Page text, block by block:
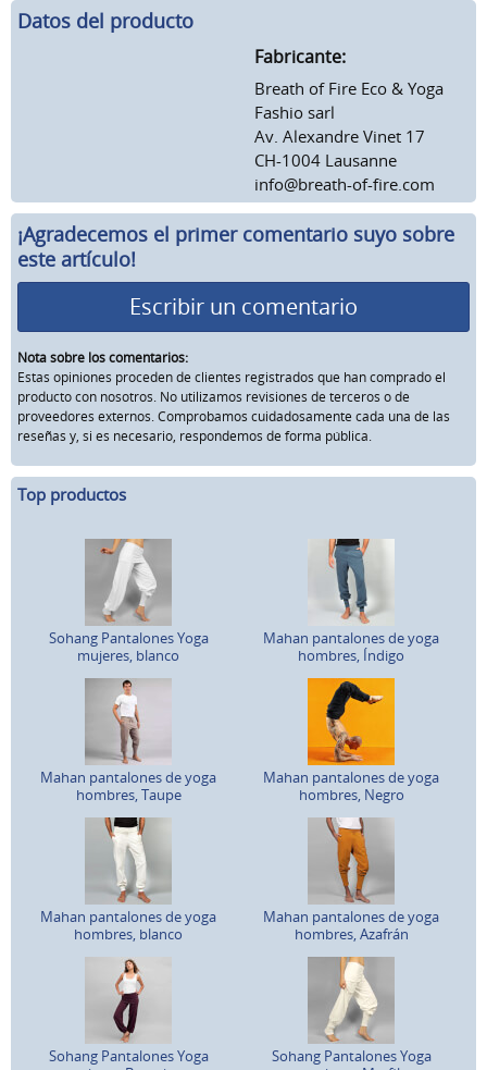
Datos del producto
Fabricante:
Breath of Fire Eco & Yoga
Fashio sarl
Av. Alexandre Vinet 17
CH-1004 Lausanne
info@breath-of-fire.com
¡Agradecemos el primer comentario suyo sobre
este artículo!
Escribir un comentario
Nota sobre los comentarios:
Estas opiniones proceden de clientes registrados que han comprado el
producto con nosotros. No utilizamos revisiones de terceros o de
proveedores externos. Comprobamos cuidadosamente cada una de las
reseñas y, si es necesario, respondemos de forma pública.
Top productos
Sohang Pantalones Yoga
mujeres, blanco
Mahan pantalones de yoga
hombres, Índigo
Mahan pantalones de yoga
hombres, Taupe
Mahan pantalones de yoga
hombres, Negro
Mahan pantalones de yoga
hombres, blanco
Mahan pantalones de yoga
hombres, Azafrán
Sohang Pantalones Yoga
Sohang Pantalones Yoga